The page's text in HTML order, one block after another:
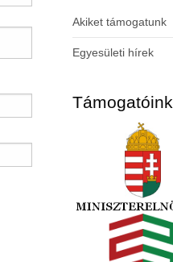
Akiket támogatunk
Egyesületi hírek
Támogatóink